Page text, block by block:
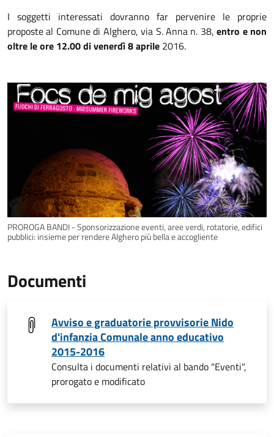
I soggetti interessati dovranno far pervenire le proprie
proposte al Comune di Alghero, via S. Anna n. 38,entro e non
oltre le ore 12.00 di venerdì 8 aprile 2016.
PROROGA BANDI - Sponsorizzazione eventi, aree verdi, rotatorie, edifici
pubblici: insieme per rendere Alghero più bella e accogliente
Documenti
Avviso e graduatorie provvisorie Nido
d'infanzia Comunale anno educativo
2015-2016
Consulta i documenti relativi al bando "Eventi",
prorogato e modificato